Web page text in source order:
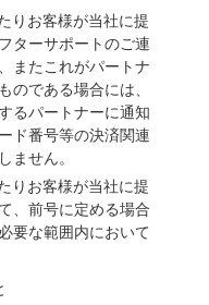
りお客様が当社に提
ターサポートのご連
またこれがパートナ
のである場合には、
るパートナーに通知
ド番号等の決済関連
ません。
りお客様が当社に提
、前号に定める場合
要な範囲内において